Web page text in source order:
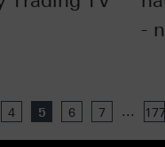
-
4 5 6 7 ... 177